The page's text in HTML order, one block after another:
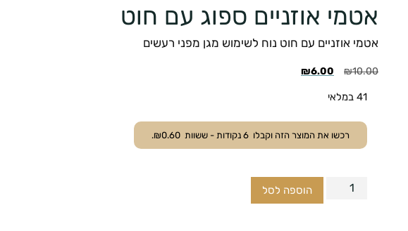
אטמי אוזניים ספוג עם חוט
אטמי אוזניים עם חוט נוח לשימוש מגן מפני רעשים
₪10.00
₪6.00
41 במלאי
רכשו את המוצר הזה וקבלו 6 נקודות - ששוות ₪0.60
.
הוספה לסל